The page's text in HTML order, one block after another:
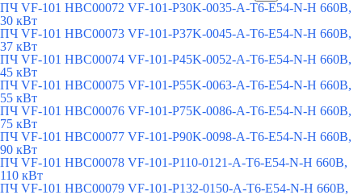
ПЧ VF-101 HBC00072 VF-101-P30K-0035-A-T6-E54-N-H 660В,
30 кВт
ПЧ VF-101 HBC00073 VF-101-P37K-0045-A-T6-E54-N-H 660В,
37 кВт
ПЧ VF-101 HBC00074 VF-101-P45K-0052-A-T6-E54-N-H 660В,
45 кВт
ПЧ VF-101 HBC00075 VF-101-P55K-0063-A-T6-E54-N-H 660В,
55 кВт
ПЧ VF-101 HBC00076 VF-101-P75K-0086-A-T6-E54-N-H 660В,
75 кВт
ПЧ VF-101 HBC00077 VF-101-P90K-0098-A-T6-E54-N-H 660В,
90 кВт
ПЧ VF-101 HBC00078 VF-101-P110-0121-A-T6-E54-N-H 660В,
110 кВт
ПЧ VF-101 HBC00079 VF-101-P132-0150-A-T6-E54-N-H 660В,